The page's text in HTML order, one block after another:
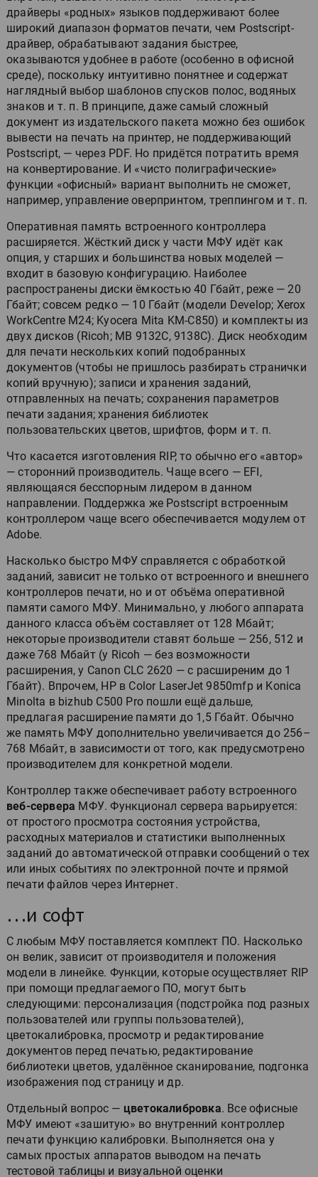
драйверы «родных» языков поддерживают более
широкий диапазон форматов печати, чем Postscript-
драйвер, обрабатывают задания быстрее,
оказываются удобнее в работе (особенно в офисной
среде), поскольку интуитивно понятнее и содержат
наглядный выбор шаблонов спусков полос, водяных
знаков и т. п. В принципе, даже самый сложный
документ из издательского пакета можно без ошибок
вывести на печать на принтер, не поддерживающий
Postscript, — через PDF. Но придётся потратить время
на конвертирование. И «чисто полиграфические»
функции «офисный» вариант выполнить не сможет,
например, управление оверпринтом, треппингом и т. п.
Оперативная память встроенного контроллера
расширяется. Жёсткий диск у части МФУ идёт как
опция, у старших и большинства новых моделей —
входит в базовую конфигурацию. Наиболее
распространены диски ёмкостью 40 Гбайт, реже — 20
Гбайт; совсем редко — 10 Гбайт (модели Develop; Xerox
WorkCentre M24; Kyocera Mita KM-C850) и комплекты из
двух дисков (Ricoh; МВ 9132С, 9138С). Диск необходим
для печати нескольких копий подобранных
документов (чтобы не пришлось разбирать странички
копий вручную); записи и хранения заданий,
отправленных на печать; сохранения параметров
печати задания; хранения библиотек
пользовательских цветов, шрифтов, форм и т. п.
Что касается изготовления RIP, то обычно его «автор»
— сторонний производитель. Чаще всего — EFI,
являющаяся бесспорным лидером в данном
направлении. Поддержка же Postscript встроенным
контроллером чаще всего обеспечивается модулем от
Adobe.
Насколько быстро МФУ справляется с обработкой
заданий, зависит не только от встроенного и внешнего
контроллеров печати, но и от объёма оперативной
памяти самого МФУ. Минимально, у любого аппарата
данного класса объём составляет от 128 Мбайт;
некоторые производители ставят больше — 256, 512 и
даже 768 Мбайт (у Ricoh — без возможности
расширения, у Canon CLC 2620 — с расширеним до 1
Гбайт). Впрочем, НР в Color LaserJet 9850mfp и Konica
Minolta в bizhub C500 Pro пошли ещё дальше,
предлагая расширение памяти до 1,5 Гбайт. Обычно
же память МФУ дополнительно увеличивается до 256–
768 Мбайт, в зависимости от того, как предусмотрено
производителем для конкретной модели.
Контроллер также обеспечивает работу встроенного
веб-сервера МФУ. Функционал сервера варьируется:
от простого просмотра состояния устройства,
расходных материалов и статистики выполненных
заданий до автоматической отправки сообщений о тех
или иных событиях по электронной почте и прямой
печати файлов через Интернет.
…и софт
С любым МФУ поставляется комплект ПО. Насколько
он велик, зависит от производителя и положения
модели в линейке. Функции, которые осуществляет RIP
при помощи предлагаемого ПО, могут быть
следующими: персонализация (подстройка под разных
пользователей или группы пользователей),
цветокалибровка, просмотр и редактирование
документов перед печатью, редактирование
библиотеки цветов, удалённое сканирование, подгонка
изображения под страницу и др.
Отдельный вопрос — цветокалибровка. Все офисные
МФУ имеют «зашитую» во внутренний контроллер
печати функцию калибровки. Выполняется она у
самых простых аппаратов выводом на печать
тестовой таблицы и визуальной оценки